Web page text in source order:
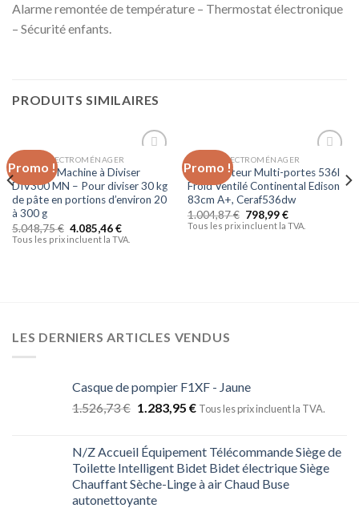
Alarme remontée de température – Thermostat électronique
– Sécurité enfants.
PRODUITS SIMILAIRES
Promo !
à la liste
d’envies
GRAND ÉLECTROMÉNAGER
CELME – Machine à Diviser
DIV300 MN – Pour diviser 30 kg
de pâte en portions d’environ 20
à 300 g
5.048,75€ 4.085,46€
Tous les prix incluent la TVA.
Promo !
à la liste
d’envies
GRAND ÉLECTROMÉNAGER
Réfrigérateur Multi-portes 536l
Froid Ventilé Continental Edison
83cm A+, Ceraf536dw
1.004,87€ 798,99€
Tous les prix incluent la TVA.
LES DERNIERS ARTICLES VENDUS
Casque de pompier F1XF - Jaune
1.526,73€ 1.283,95 € Tous les prix incluent la TVA.
N/Z Accueil Équipement Télécommande Siège de
Toilette Intelligent Bidet Bidet électrique Siège
Chauffant Sèche-Linge à air Chaud Buse
autonettoyante